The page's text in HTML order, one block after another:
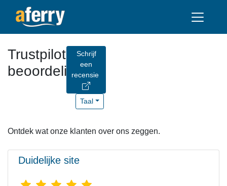
Trustpilot-
beoordelingen
Schrijf
een
recensie
Taal
Ontdek wat onze klanten over ons zeggen.
Duidelijke site